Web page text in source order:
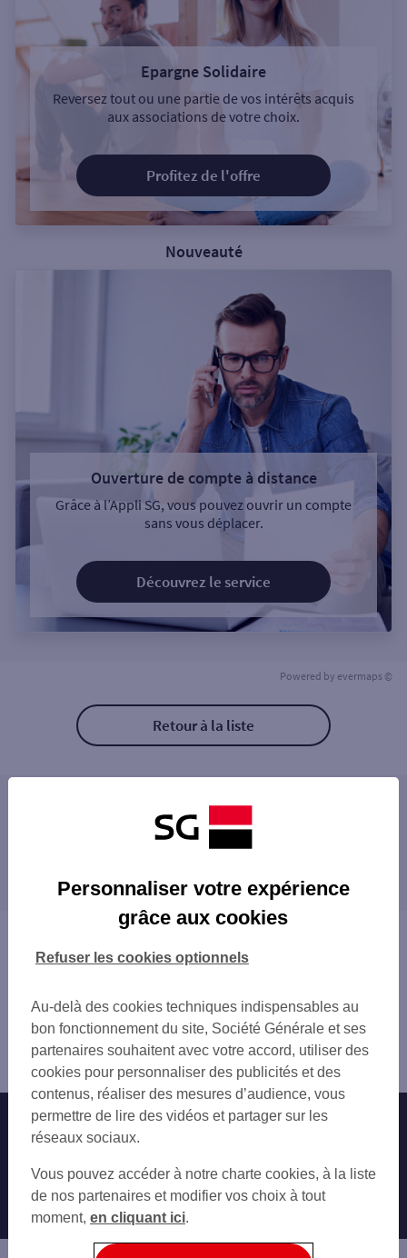
Epargne Solidaire
Reversez tout ou une partie de vos intérêts acquis
aux associations de votre choix.
Profitez de l'offre
Nouveauté
Ouverture de compte à distance
Grâce à l’Appli SG, vous pouvez ouvrir un compte
sans vous déplacer.
Découvrez le service
Powered by evermaps ©
Retour à la liste
Les distributeurs/automates à proximité
SAINT VALERY EN CAUX
VEULES LES ROSES
TERRES DE CAUX 734 RUE CHARLES DE G
FECAMP 23 RUE ALEXANDRE LEGROS
LUNERAY
YVETOT
YVETOT 9 RUE DU CHATEAU
GODERVILLE 19 PL GODARD DES VAUX
proximité
Vous êtes ici : Accueil
Trouver une agence bancaire
Seine-Maritime
Cany Barville
Distributeur/automate CANY BARVILLE 92 RUE DU GAL
DE GAUL
Nos engagements Nous contacter
Autres sites SG
Professionnels
Entreprises
Personnaliser votre expérience
grâce aux cookies
Au-delà des cookies techniques indispensables au
bon fonctionnement du site, Société Générale et ses
partenaires souhaitent avec votre accord, utiliser des
cookies pour personnaliser des publicités et des
contenus, réaliser des mesures d’audience, vous
permettre de lire des vidéos et partager sur les
réseaux sociaux.
Vous pouvez accéder à notre charte cookies, à la liste
de nos partenaires et modifier vos choix à tout
moment, en cliquant ici.
Refuser les cookies optionnels